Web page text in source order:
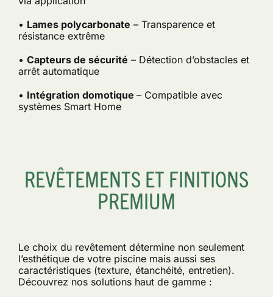
• Lames polycarbonate – Transparence et
résistance extrême
• Capteurs de sécurité – Détection d’obstacles et
arrêt automatique
• Intégration domotique – Compatible avec
systèmes Smart Home
REVÊTEMENTS ET FINITIONS
PREMIUM
Le choix du revêtement détermine non seulement
l’esthétique de votre piscine mais aussi ses
caractéristiques (texture, étanchéité, entretien).
Découvrez nos solutions haut de gamme :